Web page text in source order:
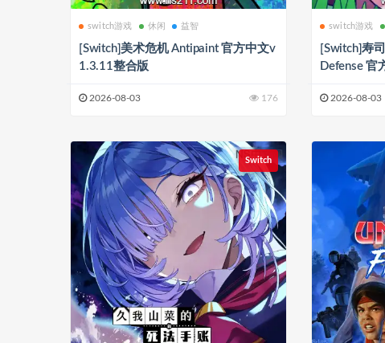
switch游戏 休闲 益智
[Switch]美术危机 Antipaint 官方中文v
1.3.11整合版
2026-08-03 176
switch游戏
[Switch]寿
Defense 官
2026-08-03
Switch